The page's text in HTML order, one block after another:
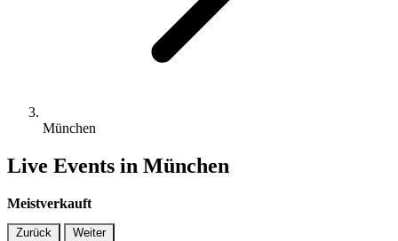
München
Live Events in München
Meistverkauft
Zurück Weiter